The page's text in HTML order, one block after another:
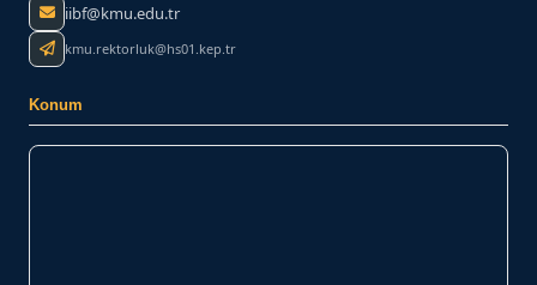
iibf@kmu.edu.tr
kmu.rektorluk@hs01.kep.tr
Konum